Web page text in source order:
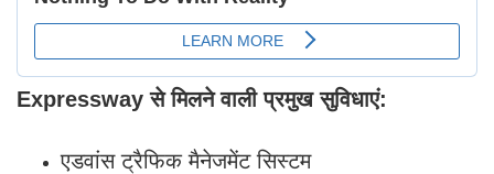
Expressway से मिलने वाली प्रमुख सुविधाएं:
एडवांस ट्रैफिक मैनेजमेंट सिस्टम